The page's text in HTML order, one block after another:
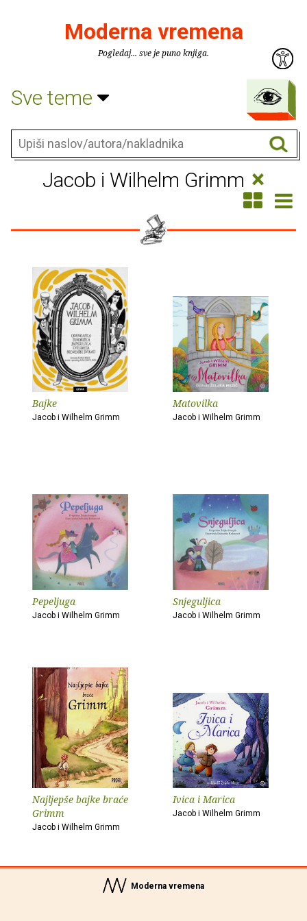
Moderna vremena
Pogledaj... sve je puno knjiga.
Sve teme
Jacob i Wilhelm Grimm ×
Bajke
Jacob i Wilhelm Grimm
Matovilka
Jacob i Wilhelm Grimm
Pepeljuga
Jacob i Wilhelm Grimm
Snjeguljica
Jacob i Wilhelm Grimm
Najljepše bajke braće
Grimm
Jacob i Wilhelm Grimm
Ivica i Marica
Jacob i Wilhelm Grimm
Moderna vremena